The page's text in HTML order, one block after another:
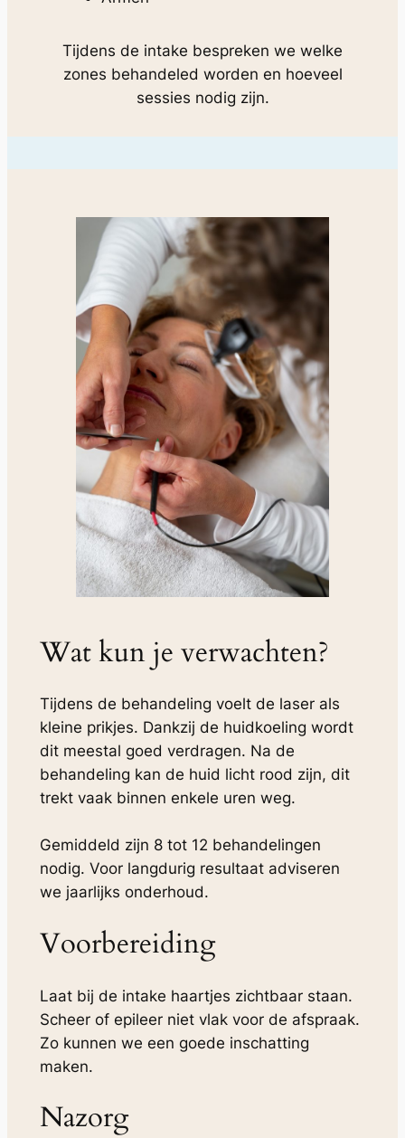
Tijdens de intake bespreken we welke
zones behandeled worden en hoeveel
sessies nodig zijn.
Wat kun je verwachten?
Tijdens de behandeling voelt de laser als
kleine prikjes. Dankzij de huidkoeling wordt
dit meestal goed verdragen. Na de
behandeling kan de huid licht rood zijn, dit
trekt vaak binnen enkele uren weg.
Gemiddeld zijn 8 tot 12 behandelingen
nodig. Voor langdurig resultaat adviseren
we jaarlijks onderhoud.
Voorbereiding
Laat bij de intake haartjes zichtbaar staan.
Scheer of epileer niet vlak voor de afspraak.
Zo kunnen we een goede inschatting
maken.
Nazorg